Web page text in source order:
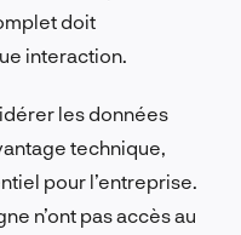
doit
interaction.
les données
technique,
pour l’entreprise.
n’ont pas accès au